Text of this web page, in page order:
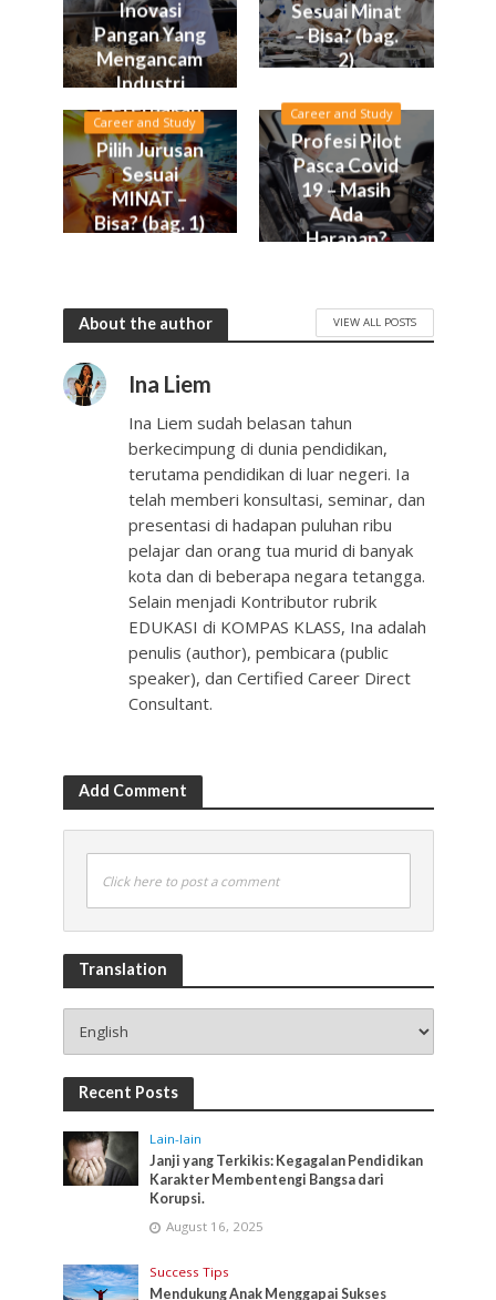
Inovasi
Pangan Yang
Mengancam
Industri
Peternakan
Sesuai Minat
– Bisa? (bag.
2)
Career and Study
Pilih Jurusan
Sesuai
MINAT –
Bisa? (bag. 1)
Career and Study
Profesi Pilot
Pasca Covid
19 – Masih
Ada
Harapan?
About the author VIEW ALL POSTS
Ina Liem
Ina Liem sudah belasan tahun
berkecimpung di dunia pendidikan,
terutama pendidikan di luar negeri. Ia
telah memberi konsultasi, seminar, dan
presentasi di hadapan puluhan ribu
pelajar dan orang tua murid di banyak
kota dan di beberapa negara tetangga.
Selain menjadi Kontributor rubrik
EDUKASI di KOMPAS KLASS, Ina adalah
penulis (author), pembicara (public
speaker), dan Certified Career Direct
Consultant.
Add Comment
Click here to post a comment
Translation
Recent Posts
Lain-lain
Janji yang Terkikis: Kegagalan Pendidikan
Karakter Membentengi Bangsa dari
Korupsi.
August 16, 2025
Success Tips
Mendukung Anak Menggapai Sukses